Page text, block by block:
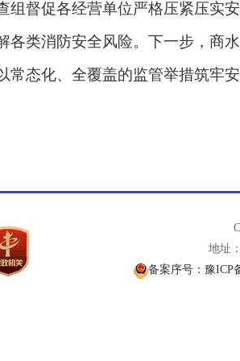
督促各经营单位严格压紧压实安
各类消防安全风险。下一步，商
常态化、全覆盖的监管举措筑牢
地址
备案序号：豫ICP